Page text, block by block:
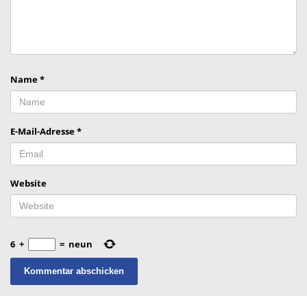
Name*
E-Mail-Adresse*
Website
6 + = neun